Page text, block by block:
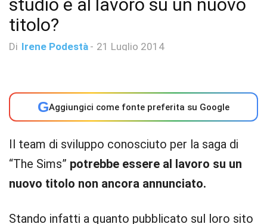
studio è al lavoro su un nuovo
titolo?
Di Irene Podestà - 21 Luglio 2014
GAggiungici come fonte preferita su Google
Il team di sviluppo conosciuto per la saga di
“The Sims” potrebbe essere al lavoro su un
nuovo titolo non ancora annunciato.
Stando infatti a quanto pubblicato sul loro sito